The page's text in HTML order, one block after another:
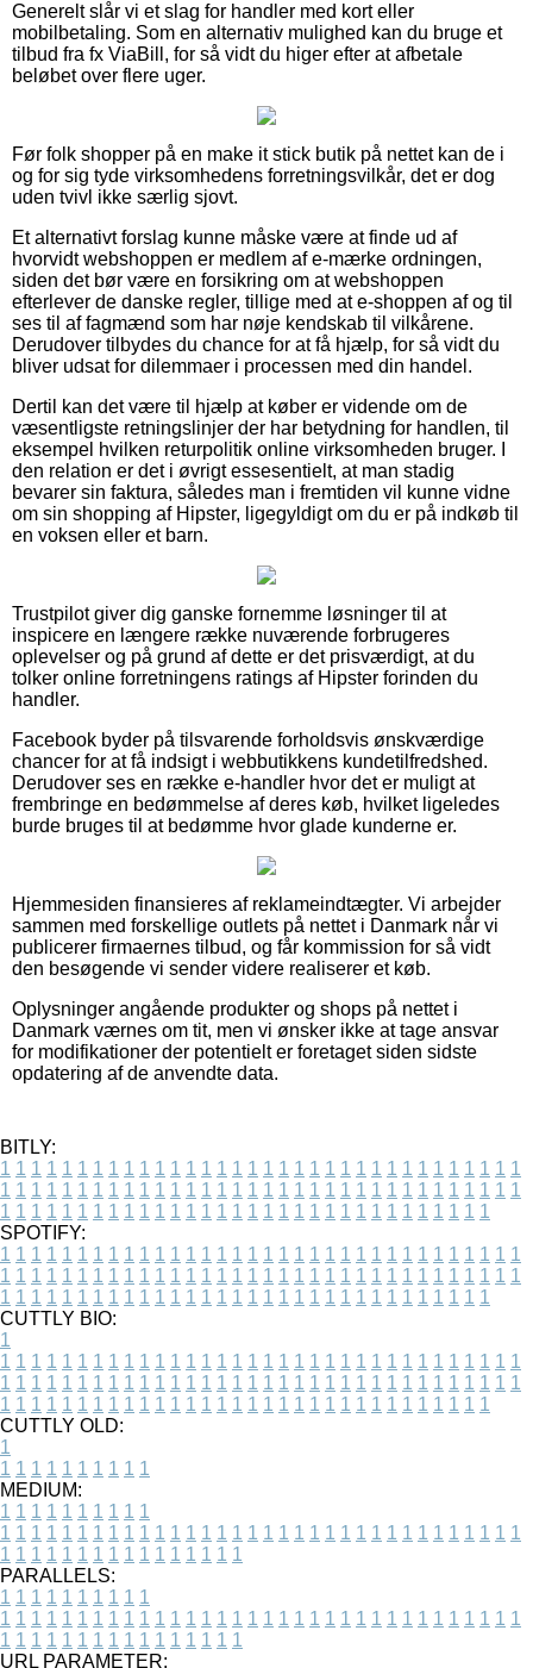
Generelt slår vi et slag for handler med kort eller
mobilbetaling. Som en alternativ mulighed kan du bruge et
tilbud fra fx ViaBill, for så vidt du higer efter at afbetale
beløbet over flere uger.
Før folk shopper på en make it stick butik på nettet kan de i
og for sig tyde virksomhedens forretningsvilkår, det er dog
uden tvivl ikke særlig sjovt.
Et alternativt forslag kunne måske være at finde ud af
hvorvidt webshoppen er medlem af e-mærke ordningen,
siden det bør være en forsikring om at webshoppen
efterlever de danske regler, tillige med at e-shoppen af og til
ses til af fagmænd som har nøje kendskab til vilkårene.
Derudover tilbydes du chance for at få hjælp, for så vidt du
bliver udsat for dilemmaer i processen med din handel.
Dertil kan det være til hjælp at køber er vidende om de
væsentligste retningslinjer der har betydning for handlen, til
eksempel hvilken returpolitik online virksomheden bruger. I
den relation er det i øvrigt essesentielt, at man stadig
bevarer sin faktura, således man i fremtiden vil kunne vidne
om sin shopping af Hipster, ligegyldigt om du er på indkøb til
en voksen eller et barn.
Trustpilot giver dig ganske fornemme løsninger til at
inspicere en længere række nuværende forbrugeres
oplevelser og på grund af dette er det prisværdigt, at du
tolker online forretningens ratings af Hipster forinden du
handler.
Facebook byder på tilsvarende forholdsvis ønskværdige
chancer for at få indsigt i webbutikkens kundetilfredshed.
Derudover ses en række e-handler hvor det er muligt at
frembringe en bedømmelse af deres køb, hvilket ligeledes
burde bruges til at bedømme hvor glade kunderne er.
Hjemmesiden finansieres af reklameindtægter. Vi arbejder
sammen med forskellige outlets på nettet i Danmark når vi
publicerer firmaernes tilbud, og får kommission for så vidt
den besøgende vi sender videre realiserer et køb.
Oplysninger angående produkter og shops på nettet i
Danmark værnes om tit, men vi ønsker ikke at tage ansvar
for modifikationer der potentielt er foretaget siden sidste
opdatering af de anvendte data.
BITLY:
1 1 1 1 1 1 1 1 1 1 1 1 1 1 1 1 1 1 1 1 1 1 1 1 1 1 1 1 1 1 1 1 1 1
1 1 1 1 1 1 1 1 1 1 1 1 1 1 1 1 1 1 1 1 1 1 1 1 1 1 1 1 1 1 1 1 1 1
1 1 1 1 1 1 1 1 1 1 1 1 1 1 1 1 1 1 1 1 1 1 1 1 1 1 1 1 1 1 1 1
SPOTIFY:
1 1 1 1 1 1 1 1 1 1 1 1 1 1 1 1 1 1 1 1 1 1 1 1 1 1 1 1 1 1 1 1 1 1
1 1 1 1 1 1 1 1 1 1 1 1 1 1 1 1 1 1 1 1 1 1 1 1 1 1 1 1 1 1 1 1 1 1
1 1 1 1 1 1 1 1 1 1 1 1 1 1 1 1 1 1 1 1 1 1 1 1 1 1 1 1 1 1 1 1
CUTTLY BIO:
1
1 1 1 1 1 1 1 1 1 1 1 1 1 1 1 1 1 1 1 1 1 1 1 1 1 1 1 1 1 1 1 1 1 1
1 1 1 1 1 1 1 1 1 1 1 1 1 1 1 1 1 1 1 1 1 1 1 1 1 1 1 1 1 1 1 1 1 1
1 1 1 1 1 1 1 1 1 1 1 1 1 1 1 1 1 1 1 1 1 1 1 1 1 1 1 1 1 1 1 1
CUTTLY OLD:
1
1 1 1 1 1 1 1 1 1 1
MEDIUM:
1 1 1 1 1 1 1 1 1 1
1 1 1 1 1 1 1 1 1 1 1 1 1 1 1 1 1 1 1 1 1 1 1 1 1 1 1 1 1 1 1 1 1 1
1 1 1 1 1 1 1 1 1 1 1 1 1 1 1 1
PARALLELS:
1 1 1 1 1 1 1 1 1 1
1 1 1 1 1 1 1 1 1 1 1 1 1 1 1 1 1 1 1 1 1 1 1 1 1 1 1 1 1 1 1 1 1 1
1 1 1 1 1 1 1 1 1 1 1 1 1 1 1 1
URL PARAMETER: